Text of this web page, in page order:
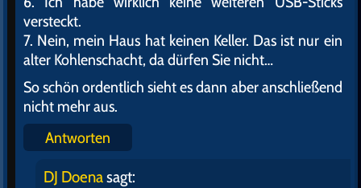
versteckt.
7. Nein, mein Haus hat keinen Keller. Das ist nur ein
alter Kohlenschacht, da dürfen Sie nicht…
So schön ordentlich sieht es dann aber anschließend
nicht mehr aus.
Antworten
DJ Doenasagt: